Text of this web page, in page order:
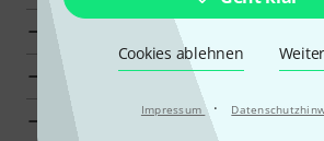
Cookies ablehnen
Impressum ·
Gotoh Sonstige Mechaniken für E-
Zur Kategorie Sonstige Mechaniken
Zur Kategorie Mechaniken